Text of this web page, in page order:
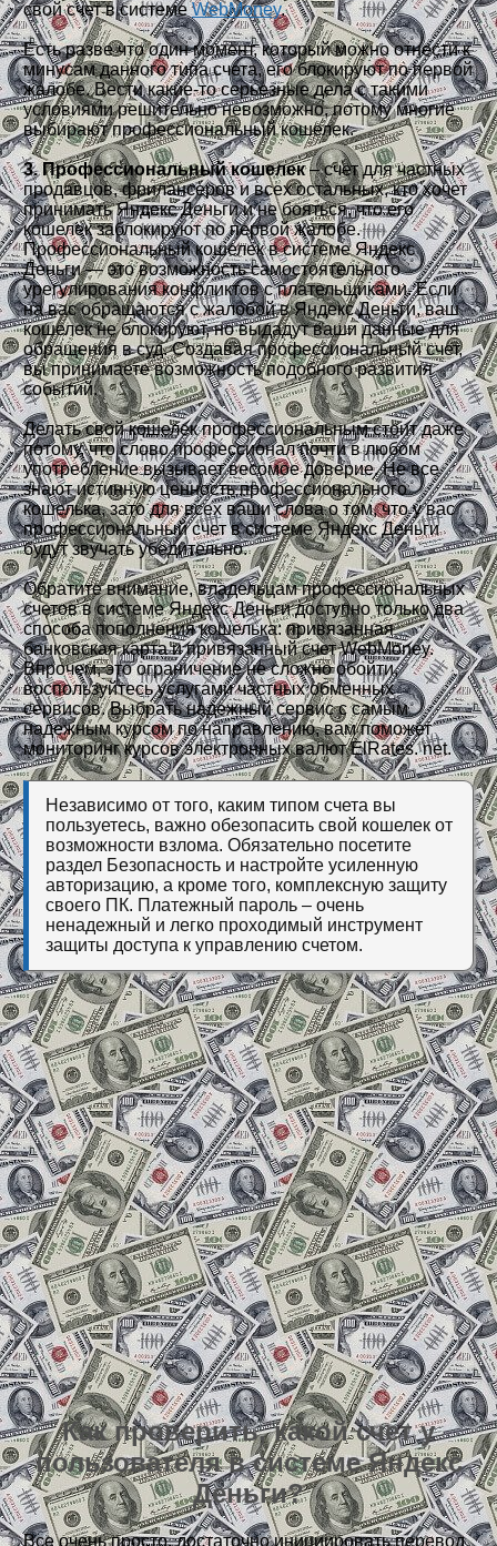
свой счет в системеWebMoney.
Есть разве что один момент, который можно отнести к
минусам данного типа счета, его блокируют по первой
жалобе. Вести какие-то серьезные дела с такими
условиями решительно невозможно, потому многие
выбирают профессиональный кошелек.
3. Профессиональный кошелек– счет для частных
продавцов, фрилансеров и всех остальных, кто хочет
принимать Яндекс Деньги и не бояться, что его
кошелек заблокируют по первой жалобе.
Профессиональный кошелек в системе Яндекс
Деньги — это возможность самостоятельного
урегулирования конфликтов с плательщиками. Если
на вас обращаются с жалобой в Яндекс Деньги, ваш
кошелек не блокируют, но выдадут ваши данные для
обращения в суд. Создавая профессиональный счет,
вы принимаете возможность подобного развития
событий.
Делать свой кошелек профессиональным стоит даже
потому, что слово профессионал почти в любом
употребление вызывает весомое доверие. Не все
знают истинную ценность профессионального
кошелька, зато для всех ваши слова о том, что у вас
профессиональный счет в системе Яндекс Деньги
будут звучать убедительно.
Обратите внимание, владельцам профессиональных
счетов в системе Яндекс Деньги доступно только два
способа пополнения кошелька: привязанная
банковская карта и привязанный счет WebMoney.
Впрочем, это ограничение не сложно обойти,
воспользуйтесь услугами частных обменных
сервисов. Выбрать надежный сервис с самым
надежным курсом по направлению, вам поможет
мониторинг курсов электронных валют ElRates. net.
Независимо от того, каким типом счета вы
пользуетесь, важно обезопасить свой кошелек от
возможности взлома. Обязательно посетите
раздел Безопасность и настройте усиленную
авторизацию, а кроме того, комплексную защиту
своего ПК. Платежный пароль – очень
ненадежный и легко проходимый инструмент
защиты доступа к управлению счетом.
Как проверить, какой счет у
пользователя в системе Яндекс
Деньги?
Все очень просто, достаточно инициировать перевод